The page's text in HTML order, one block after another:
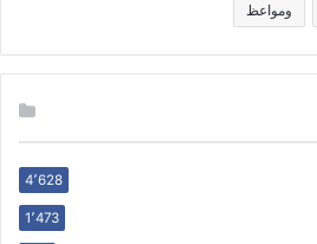
ومواعظ
4٬628
1٬473